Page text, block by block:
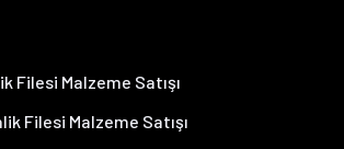
Filesi Malzeme Satışı
Filesi Malzeme Satışı